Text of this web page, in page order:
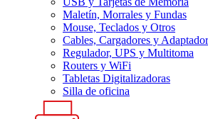
Maletín, Morrales y Fundas
Mouse, Teclados y Otros
Cables, Cargadores y
Regulador, UPS y Multitoma
Routers y WiFi
Tabletas Digitalizadoras
Silla de oficina